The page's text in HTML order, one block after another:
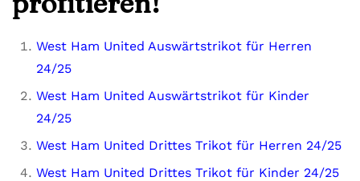
West Ham United Auswärtstrikot für Herren
24/25
West Ham United Auswärtstrikot für Kinder
24/25
West Ham United Drittes Trikot für Herren 24/25
West Ham United Drittes Trikot für Kinder 24/25